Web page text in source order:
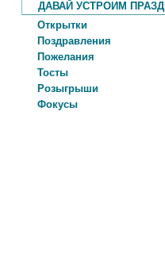
ДАВАЙ УСТРОИМ
Открытки
Поздравления
Пожелания
Тосты
Розыгрыши
Фокусы